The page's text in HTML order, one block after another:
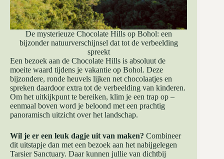
De mysterieuze Chocolate Hills op Bohol: een
bijzonder natuurverschijnsel dat tot de verbeelding
spreekt
Een bezoek aan de Chocolate Hills is absoluut de
moeite waard tijdens je vakantie op Bohol. Deze
bijzondere, ronde heuvels lijken net chocolaatjes en
spreken daardoor extra tot de verbeelding van kinderen.
Om het uitkijkpunt te bereiken, klim je een trap op –
eenmaal boven word je beloond met een prachtig
panoramisch uitzicht over het landschap.
Wil je er een leuk dagje uit van maken? Combineer
dit uitstapje dan met een bezoek aan het nabijgelegen
Tarsier Sanctuary. Daar kunnen jullie van dichtbij